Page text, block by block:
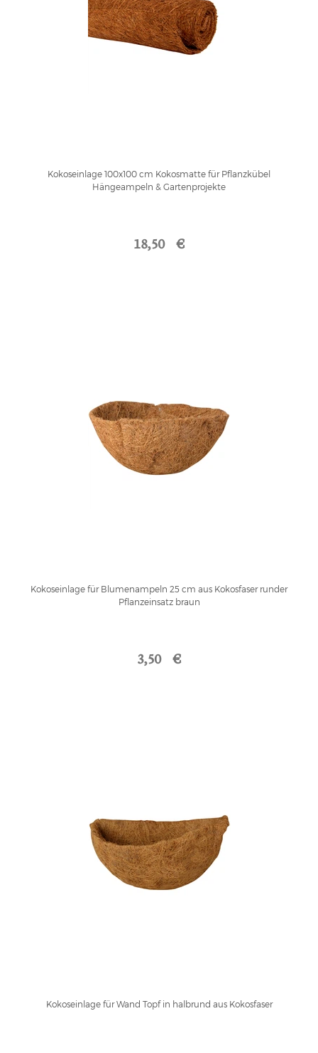
Kokoseinlage 100x100 cm Kokosmatte für Pflanzkübel
Hängeampeln & Gartenprojekte
18,50 €
Kokoseinlage für Blumenampeln 25 cm aus Kokosfaser runder
Pflanzeinsatz braun
3,50 €
Kokoseinlage für Wand Topf in halbrund aus Kokosfaser